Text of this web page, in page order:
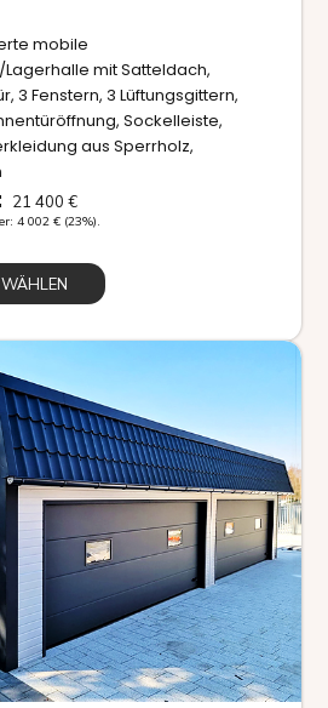
mobile
mit Satteldach,
3 Fenstern, 3 Lüftungsgittern,
Sockelleiste,
aus Sperrholz,
21 400 €
4 002 € (23%).